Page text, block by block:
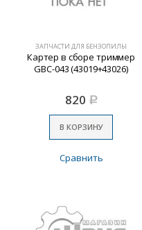
ЗАПЧАСТИ ДЛЯ БЕНЗОПИЛЫ
Картер в сборе триммер
GBC-043 (43019+43026)
820 Р
В КОРЗИНУ
Сравнить